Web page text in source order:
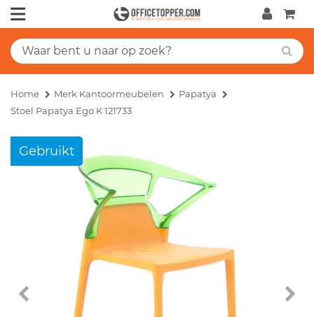
Home Merk Kantoormeubelen
Papatya
Stoel Papatya Ego K 121733
Gebruikt